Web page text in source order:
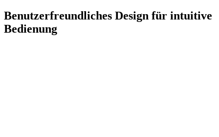
Benutzerfreundliches Design für intuitive
Bedienung